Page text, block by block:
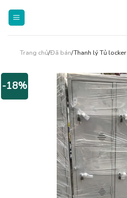
Trang chủ/Đã bán/Thanh lý Tủ
-18%